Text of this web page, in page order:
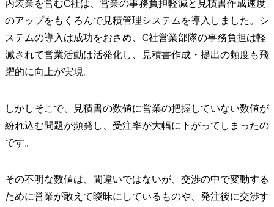
内装業を営むC社は、営業の事務負担軽減と見積書作成速度
のアップをもくろんで見積管理システムを導入しました。シ
ステムの導入は成功をおさめ、C社営業部隊の事務負担は軽
減されて営業活動は活発化し、見積書作成・提出の頻度も飛
躍的に向上が実現。
しかしそこで、見積書の数値に営業の把握していない数値が
紛れ込む問題が頻発し、受注率が大幅に下がってしまったの
です。
その不明な数値は、間違いではないが、交渉の中で変動する
ために営業が敢えて曖昧にしているものや、発注後に交渉す